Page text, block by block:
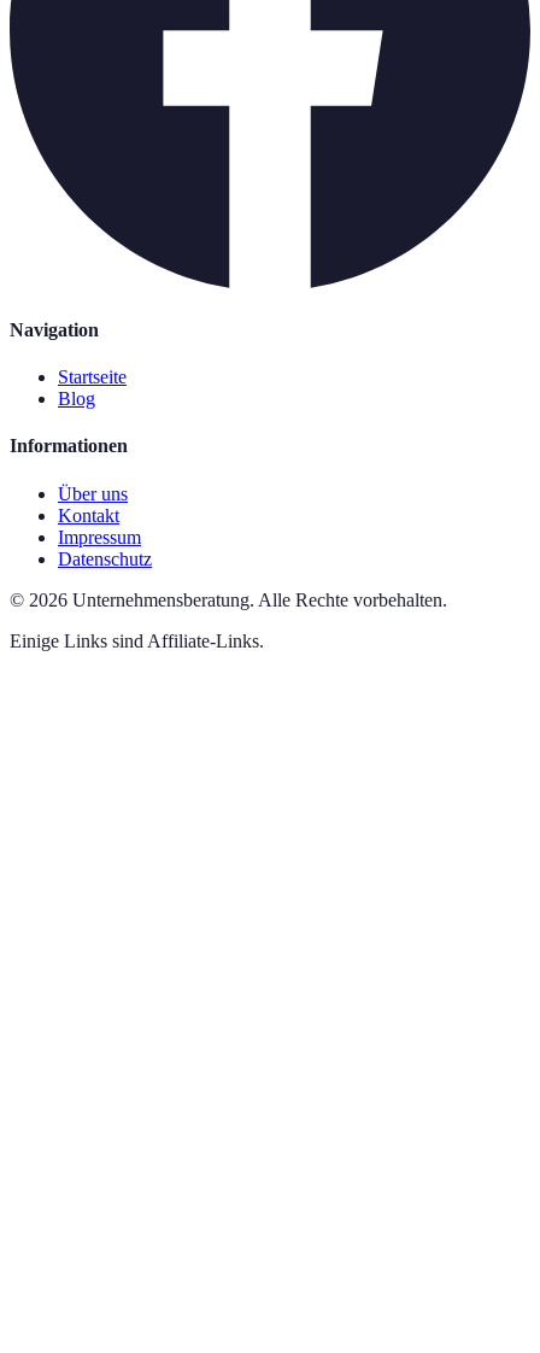
Navigation
Startseite
Blog
Informationen
Über uns
Kontakt
Impressum
Datenschutz
© 2026 Unternehmensberatung. Alle Rechte vorbehalten.
Einige Links sind Affiliate-Links.